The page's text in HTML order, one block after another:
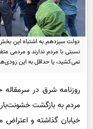
دولت سیزدهم به اشتباه این
نسبتی با مردم ندارند و مردمی
نمی‌کشید، یا حداقل به این
روزنامه شرق در سرمقاله
مردم به بازگشت
خیابان گذاشته و